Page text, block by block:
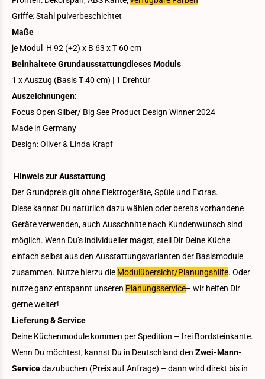
Griffe: Stahl pulverbeschichtet
Maße
je Modul H 92 (+2) x B 63 x T 60 cm
Beinhaltete Grundausstattungdieses Moduls
1 x Auszug (Basis T 40 cm) | 1 Drehtür
Auszeichnungen:
Focus Open Silber/ Big See Product Design Winner 2024
Made in Germany
Design: Oliver & Linda Krapf
Hinweis zur Ausstattung
Der Grundpreis gilt ohne Elektrogeräte, Spüle und Extras.
Diese kannst Du natürlich dazu wählen oder bereits vorhandene
Geräte verwenden, auch Ausschnitte nach Kundenwunsch sind
möglich. Wenn Du’s individueller magst, stell Dir Deine Küche
einfach selbst aus den Ausstattungsvarianten der Basismodule
zusammen. Nutze hierzu die Modulübersicht/Planungshilfe. Oder
nutze ganz entspannt unseren Planungsservice– wir helfen Dir
gerne weiter!
Lieferung & Service
Deine Küchenmodule kommen per Spedition – frei Bordsteinkante.
Wenn Du möchtest, kannst Du in Deutschland den Zwei-Mann-
Servicedazubuchen (Preis auf Anfrage) – dann wird direkt bis in